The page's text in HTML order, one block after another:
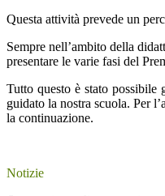
Questa attività prevede un
Sempre nell’ambito della
presentare le varie fasi del
Tutto questo è stato possibile
guidato la nostra scuola. Per
la continuazione.
Notizie